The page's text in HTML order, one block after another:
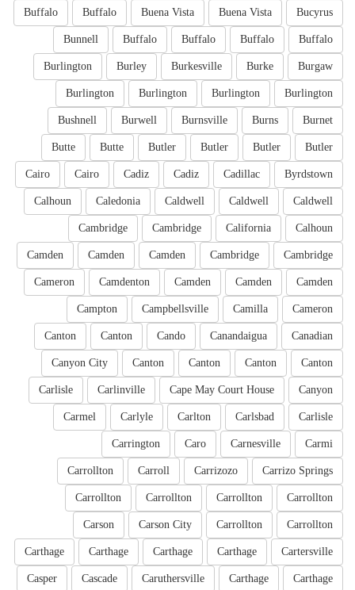
Bucyrus
Buena Vista
Buena Vista
Buffalo
Buffalo
Buffalo
Buffalo
Buffalo
Buffalo
Bunnell
Burgaw
Burke
Burkesville
Burley
Burlington
Burlington
Burlington
Burlington
Burlington
Burnet
Burns
Burnsville
Burwell
Bushnell
Butler
Butler
Butler
Butler
Butte
Butte
Byrdstown
Cadillac
Cadiz
Cadiz
Cairo
Cairo
Caldwell
Caldwell
Caldwell
Caledonia
Calhoun
Calhoun
California
Cambridge
Cambridge
Cambridge
Cambridge
Camden
Camden
Camden
Camden
Camden
Camden
Camdenton
Cameron
Cameron
Camilla
Campbellsville
Campton
Canadian
Canandaigua
Cando
Canton
Canton
Canton
Canton
Canton
Canton
Canyon City
Canyon
Cape May Court House
Carlinville
Carlisle
Carlisle
Carlsbad
Carlton
Carlyle
Carmel
Carmi
Carnesville
Caro
Carrington
Carrizo Springs
Carrizozo
Carroll
Carrollton
Carrollton
Carrollton
Carrollton
Carrollton
Carrollton
Carrollton
Carson City
Carson
Cartersville
Carthage
Carthage
Carthage
Carthage
Carthage
Carthage
Caruthersville
Cascade
Casper